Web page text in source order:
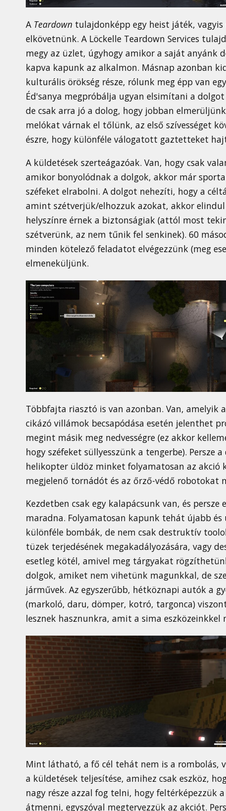
A Teardown tulajdonképp egy heist játék,
elkövetnünk. A Löckelle Teardown Services
megy az üzlet, úgyhogy amikor a saját anyánk
kapva kapunk az alkalmon. Másnap azonban
kulturális örökség része, rólunk meg épp van
Éd'sanya megpróbálja ugyan elsimítani a
de csak arra jó a dolog, hogy jobban
melókat várnak el tőlünk, az első szívességet
észre, hogy különféle válogatott gaztetteket
A küldetések szerteágazóak. Van, hogy csak
amikor bonyolódnak a dolgok, akkor már
széfeket elrabolni. A dolgot nehezíti, hogy a
amint szétverjük/elhozzuk azokat, akkor elindul
helyszínre érnek a biztonságiak (attól most
szétverünk, az nem tűnik fel senkinek). 60
minden kötelező feladatot elvégezzünk (meg
elmeneküljünk.
Többfajta riasztó is van azonban. Van, amelyik
cikázó villámok becsapódása esetén jelenthet
megint másik meg nedvességre (ez akkor
hogy széfeket süllyesszünk a tengerbe).
helikopter üldöz minket folyamatosan az akció
megjelenő tornádót és az őrző-védő robotokat
Kezdetben csak egy kalapácsunk van, és
maradna. Folyamatosan kapunk tehát újabb
különféle bombák, de nem csak destruktív
tüzek terjedésének megakadályozására, vagy
esetleg kötél, amivel meg tárgyakat
dolgok, amiket nem vihetünk magunkkal, de
járművek. Az egyszerűbb, hétköznapi autók a
(markoló, daru, dömper, kotró, targonca)
lesznek hasznunkra, amit a sima
Mint látható, a fő cél tehát nem is a rombolás,
a küldetések teljesítése, amihez csak eszköz,
nagy része azzal fog telni, hogy feltérképezzük
átmenni, egyszóval megtervezzük az akciót.